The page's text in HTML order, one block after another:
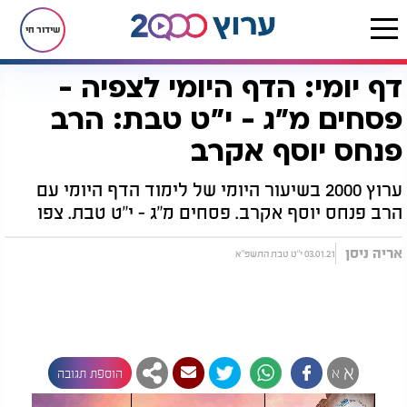
שידור חי
דף הבית הדף היומי מסכת פסחים דף יומי: הדף היומי לצפיה - פסחים מ"ג - י"ט טבת: הרב פנחס יוסף אקרב
דף יומי: הדף היומי לצפיה -
פסחים מ"ג - י"ט טבת: הרב
פנחס יוסף אקרב
ערוץ 2000 בשיעור היומי של לימוד הדף היומי עם
הרב פנחס יוסף אקרב. פסחים מ"ג - י"ט טבת. צפו
אריה ניסן 03.01.21 י"ט טבת התשפ"א
א א הוספת תגובה